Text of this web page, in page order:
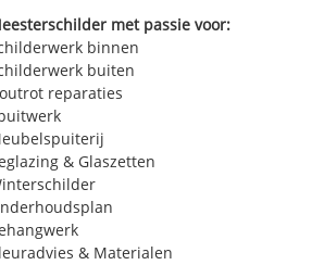
met passie voor:
binnen
buiten
reparaties
& Glaszetten
& Materialen